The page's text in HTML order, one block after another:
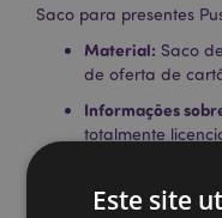
Saco para presentes
Material: Saco
de oferta de
Informações
totalmente
Se estiver fora
produto, pois,
sua encomenda.
Este site